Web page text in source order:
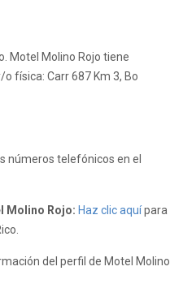
Motel Molino Rojo tiene
física: Carr 687 Km 3, Bo
números telefónicos en el
Molino Rojo: Haz clic aquípara
del perfil de Motel Molino